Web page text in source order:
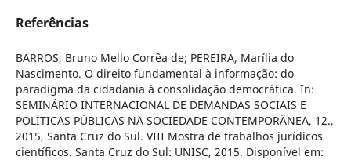
Referências
BARROS, Bruno Mello Corrêa de; PEREIRA, Marília do
Nascimento. O direito fundamental à informação: do
paradigma da cidadania à consolidação democrática. In:
SEMINÁRIO INTERNACIONAL DE DEMANDAS SOCIAIS E
POLÍTICAS PÚBLICAS NA SOCIEDADE CONTEMPORÂNEA, 12.,
2015, Santa Cruz do Sul. VIII Mostra de trabalhos jurídicos
científicos. Santa Cruz do Sul: UNISC, 2015. Disponível em: